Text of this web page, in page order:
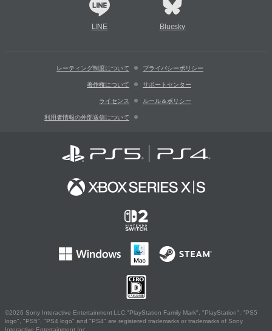
LINE Bluesky
レーティング制度について プライバシーポリシー
著作権について サポートセンター
ライセンス ルール＆ポリシー
利用者情報の外部送信について
©2026 Sony Interactive Entertainment LLC."PlayStation Family Mark", "PlayStation", "PS5
logo", "PS5", "PS4 logo" and "PS4" are registered trademarks or trademarks of Sony
Interactive Entertainment Inc.